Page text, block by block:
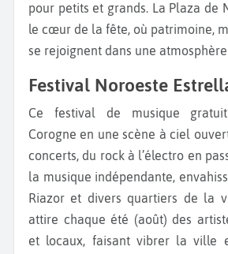
pour petits et grands. La Plaza de
le cœur de la fête, où patrimoine,
se rejoignent dans une
Festival Noroeste
Ce festival de musique gratuit transforme La
Corogne en une scène à ciel
concerts, du rock à l’électro en
la musique indépendante,
Riazor et divers quartiers de la
attire chaque été (août) des
et locaux, faisant vibrer la ville